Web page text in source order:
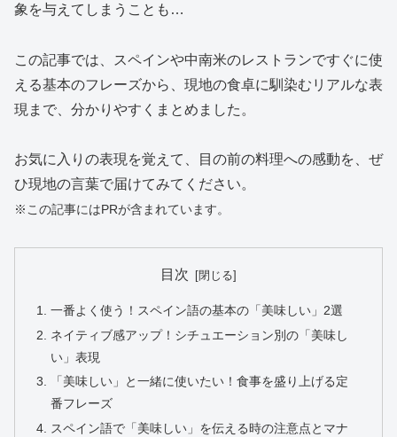
象を与えてしまうことも…
この記事では、スペインや中南米のレストランですぐに使
える基本のフレーズから、現地の食卓に馴染むリアルな表
現まで、分かりやすくまとめました。
お気に入りの表現を覚えて、目の前の料理への感動を、ぜ
ひ現地の言葉で届けてみてください。
※この記事にはPRが含まれています。
目次
一番よく使う！スペイン語の基本の「美味しい」2選
ネイティブ感アップ！シチュエーション別の「美味し
い」表現
「美味しい」と一緒に使いたい！食事を盛り上げる定
番フレーズ
スペイン語で「美味しい」を伝える時の注意点とマナ